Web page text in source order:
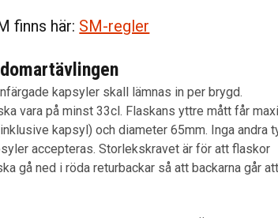
finns här: SM-regler
kapsyler skall lämnas in per brygd.
vara på minst 33cl. Flaskans yttre mått får
kapsyl) och diameter 65mm. Inga andra
accepteras. Storlekskravet är för att flaskor
gå ned i röda returbackar så att backarna går